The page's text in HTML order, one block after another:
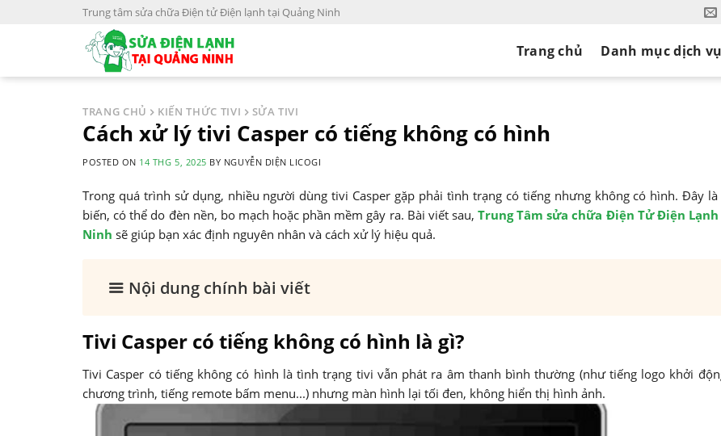
Trung tâm sửa chữa Điện tử Điện lạnh tại Quảng Ninh
Trang chủ Danh mục dịch vụ
TRANG CHỦ KIẾN THỨC TIVI SỬA TIVI
Cách xử lý tivi Casper có tiếng không có hình
POSTED ON 14 THG 5, 2025 BY NGUYỄN DIỆN LICOGI
Trong quá trình sử dụng, nhiều người dùng tivi Casper gặp phải tình trạng có tiếng nhưng không có hình. Đây
biến, có thể do đèn nền, bo mạch hoặc phần mềm gây ra. Bài viết sau, Trung Tâm sửa chữa Điện Tử Điện Lạnh
Ninh sẽ giúp bạn xác định nguyên nhân và cách xử lý hiệu quả.
Nội dung chính bài viết
Tivi Casper có tiếng không có hình là gì?
Tivi Casper có tiếng không có hình là tình trạng tivi vẫn phát ra âm thanh bình thường (như tiếng logo khởi
chương trình, tiếng remote bấm menu...) nhưng màn hình lại tối đen, không hiển thị hình ảnh.